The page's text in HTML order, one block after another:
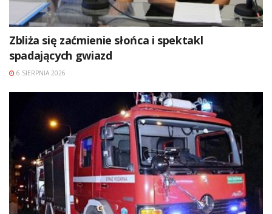
Zbliża się zaćmienie słońca i spektakl
spadających gwiazd
6 SIERPNIA 2026